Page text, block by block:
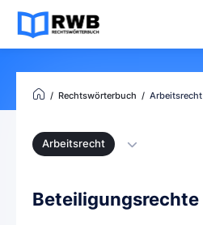
Rechtswörterbuch Arbeitsrecht
Arbeitsrecht
Beteiligungsrechte